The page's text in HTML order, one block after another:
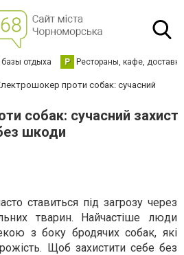
базы отдыха Р Рестораны, кафе,
проти собак: сучасний
собак: сучасний захист
шкоди
ставиться під загрозу через
тварин. Найчастіше люди
з боку бродячих собак, які
Щоб захистити себе без